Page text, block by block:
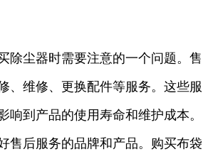
除尘器时需要注意的一个问题。售
、维修、更换配件等服务。这些服
响到产品的使用寿命和维护成本。
售后服务的品牌和产品。购买布袋